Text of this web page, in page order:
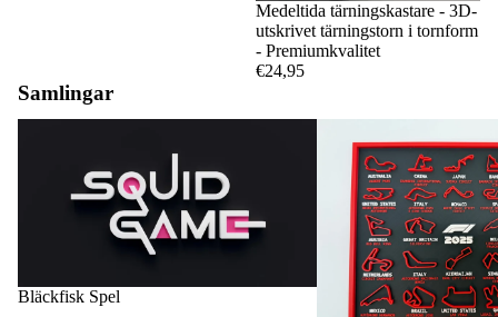
Medeltida tärningskastare - 3D-
utskrivet tärningstorn i tornform
- Premiumkvalitet
€24,95
Samlingar
Bläckfisk Spel